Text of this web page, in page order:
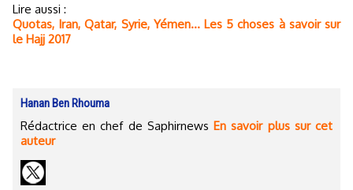
Lire aussi :
Quotas, Iran, Qatar, Syrie, Yémen… Les 5 choses à savoir sur
le Hajj 2017
Hanan Ben Rhouma
Rédactrice en chef de SaphirnewsEn savoir plus sur cet
auteur